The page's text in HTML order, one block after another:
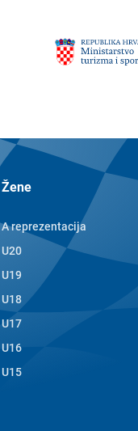
Žene
A reprezentacija
U20
U19
U18
U17
U16
U15